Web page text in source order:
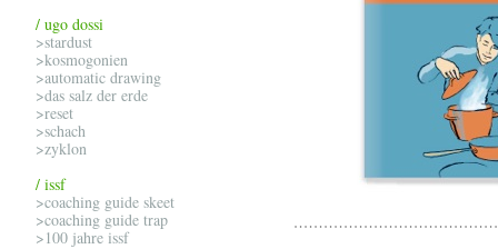
/ ugo dossi
>stardust
>kosmogonien
>automatic drawing
>das salz der erde
>reset
>schach
>zyklon
/ issf
>coaching guide skeet
>coaching guide trap
>100 jahre issf